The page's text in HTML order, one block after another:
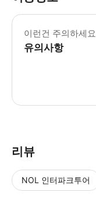
이런건 주의하세요
유의사항
리뷰
NOL 인터파크투어